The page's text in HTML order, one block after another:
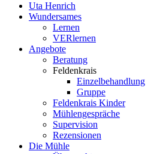
Uta Henrich
Wundersames
Lernen
VERlernen
Angebote
Beratung
Feldenkrais
Einzelbehandlung
Gruppe
Feldenkrais Kinder
Mühlengespräche
Supervision
Rezensionen
Die Mühle